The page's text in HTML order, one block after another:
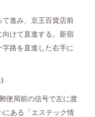
進み、京王百貨店前
けて直進する。新宿
路を直進した右手に
便局前の信号で左に渡
にある「エステック情